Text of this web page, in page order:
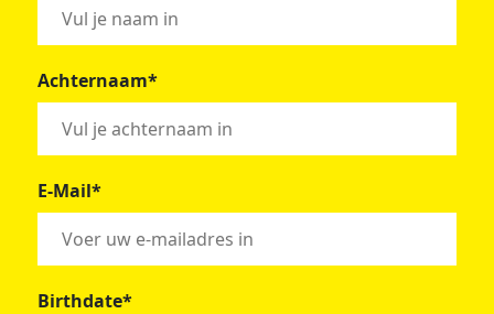
Achternaam*
E-Mail*
Birthdate*